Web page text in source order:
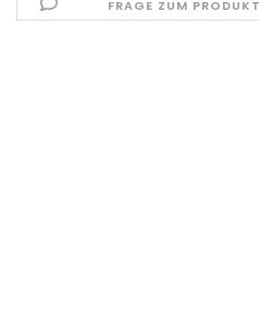
FRAGE ZUM PRODUKT